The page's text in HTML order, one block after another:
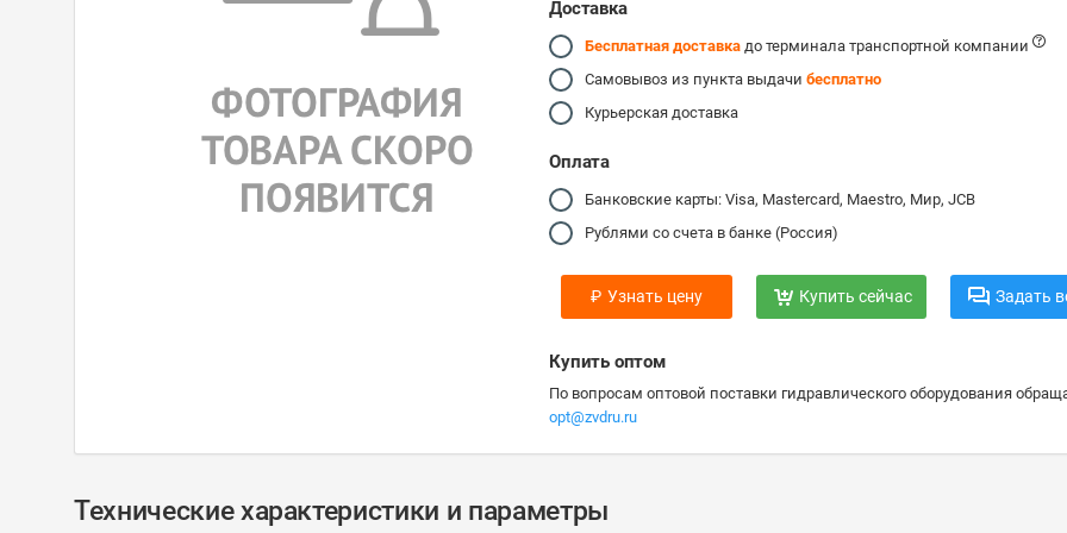
Доставка
Бесплатная доставка до терминала транспортной компании
Самовывоз из пункта выдачибесплатно
Курьерская доставка
Оплата
Банковские карты: Visa, Mastercard, Maestro, Мир, JCB
Рублями со счета в банке (Россия)
₽ Узнать цену Купить сейчас Задать
Купить оптом
По вопросам оптовой поставки гидравлического оборудования
opt@zvdru.ru
Технические характеристики и параметры